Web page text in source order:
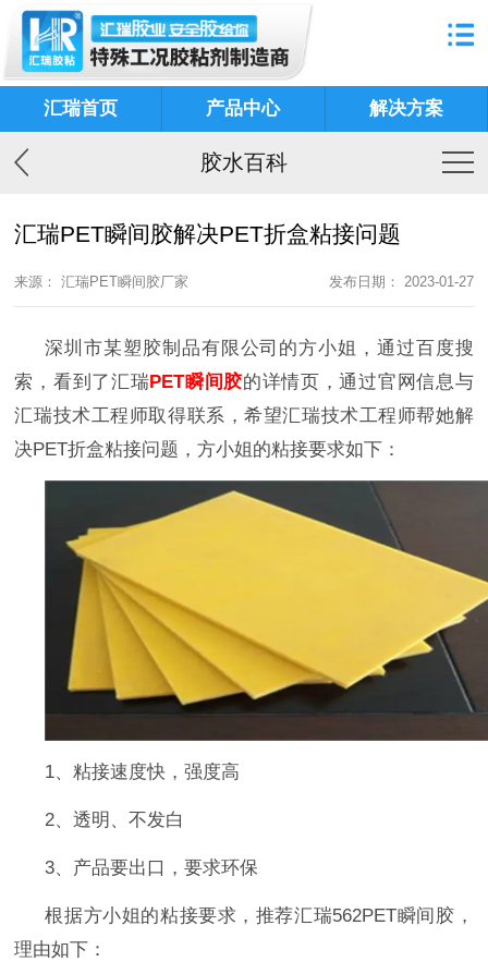
汇瑞首页 产品中心 解决方案
胶水百科
汇瑞PET瞬间胶解决PET折盒粘接问题
来源： 汇瑞PET瞬间胶厂家 发布日期： 2023-01-27
深圳市某塑胶制品有限公司的方小姐，通过百度搜
索，看到了汇瑞PET瞬间胶的详情页，通过官网信息与
汇瑞技术工程师取得联系，希望汇瑞技术工程师帮她解
决PET折盒粘接问题，方小姐的粘接要求如下：
1、粘接速度快，强度高
2、透明、不发白
3、产品要出口，要求环保
根据方小姐的粘接要求，推荐汇瑞562PET瞬间胶，
理由如下：